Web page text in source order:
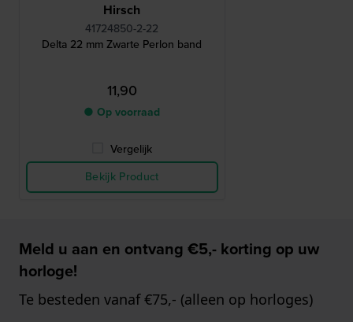
Hirsch
41724850-2-22
Delta 22 mm Zwarte Perlon band
11,90
● Op voorraad
Vergelijk
Bekijk Product
Meld u aan en ontvang €5,- korting op uw
horloge!
Te besteden vanaf €75,- (alleen op horloges)